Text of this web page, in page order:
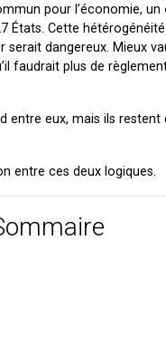
pour l’économie, un
Cette
dangereux. Mieux
faudrait plus de
entre eux, mais ils
entre ces deux logiques.